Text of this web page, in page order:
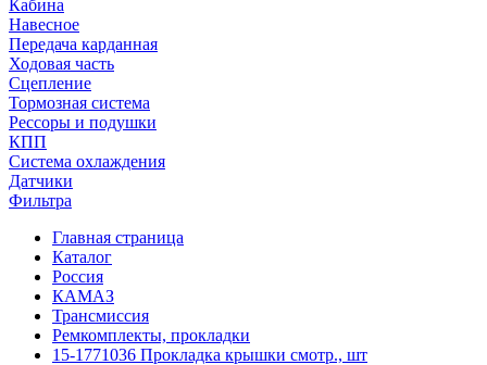
Кабина
Навесное
Передача карданная
Ходовая часть
Сцепление
Тормозная система
Рессоры и подушки
КПП
Система охлаждения
Датчики
Фильтра
Главная страница
Каталог
Россия
КАМАЗ
Трансмиссия
Ремкомплекты, прокладки
15-1771036 Прокладка крышки смотр., шт